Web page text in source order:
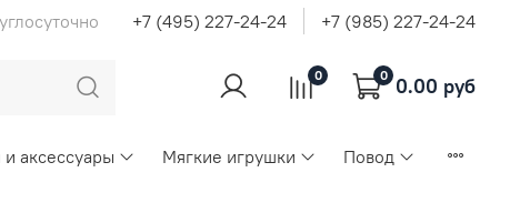
+7 (495) 227-24-24 +7 (985) 227-24-24
0 0 0.00 руб
аксессуары Мягкие игрушки Повод